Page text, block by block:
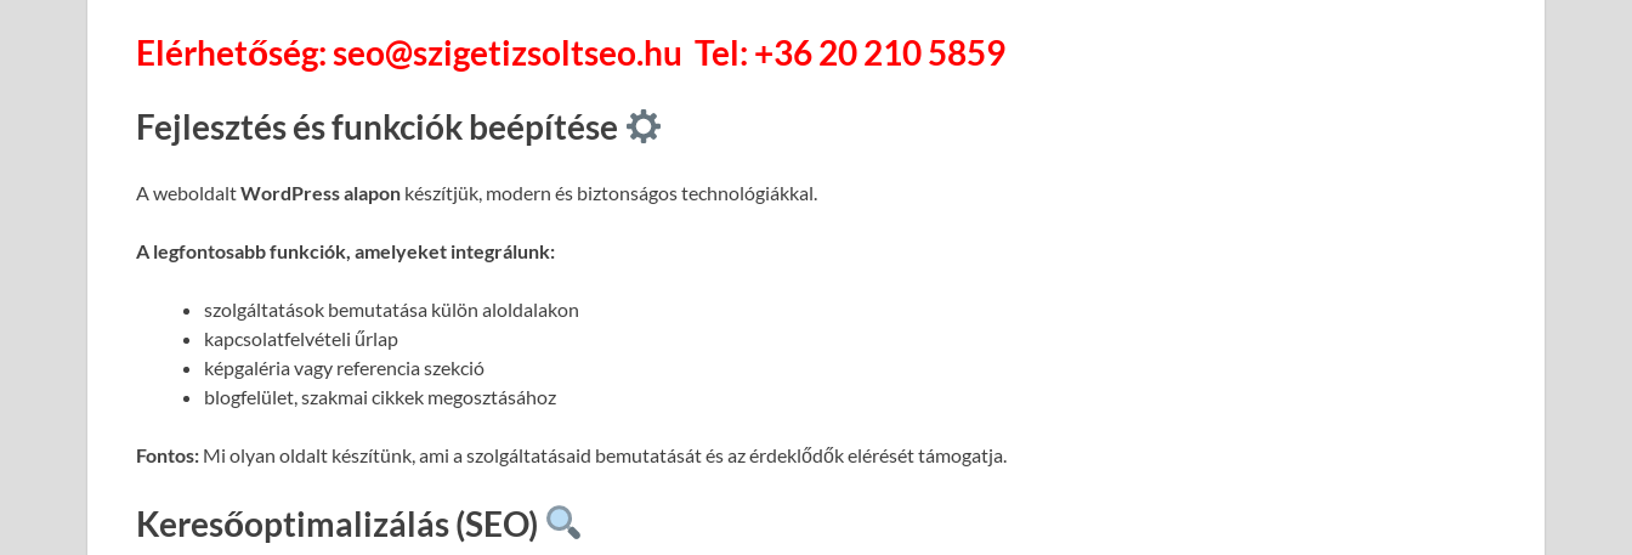
Elérhetőség: seo@szigetizsoltseo.hu Tel: +36 20 210 5859
Fejlesztés és funkciók beépítése
A weboldaltWordPress alapon készítjük, modern és biztonságos technológiákkal.
A legfontosabb funkciók, amelyeket integrálunk:
szolgáltatások bemutatása külön aloldalakon
kapcsolatfelvételi űrlap
képgaléria vagy referencia szekció
blogfelület, szakmai cikkek megosztásához
Fontos: Mi olyan oldalt készítünk, ami a szolgáltatásaid bemutatását és az érdeklődők elérését támogatja.
Keresőoptimalizálás (SEO)